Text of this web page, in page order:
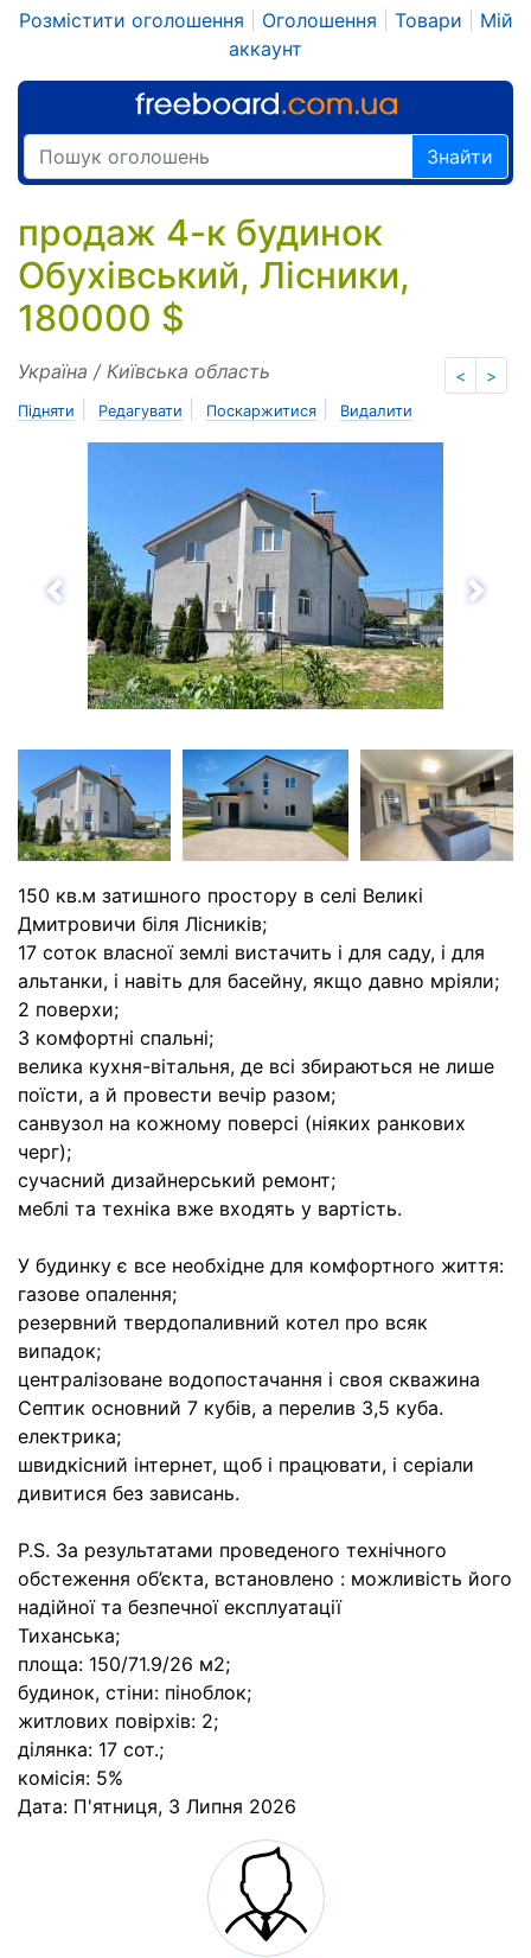
Розмістити оголошення Оголошення Товари
Мій
аккаунт
Знайти
продаж 4-к будинок
Обухівський, Лісники,
180000 $
< >
Україна / Київська область
Підняти Редагувати Поскаржитися Видалити
Назад
150 кв.м затишного простору в селі Великі
Дмитровичи біля Лісників;
17 соток власної землі вистачить і для саду, і для
альтанки, і навіть для басейну, якщо давно мріяли;
2 поверхи;
3 комфортні спальні;
велика кухня-вітальня, де всі збираються не лише
поїсти, а й провести вечір разом;
санвузол на кожному поверсі (ніяких ранкових
черг);
сучасний дизайнерський ремонт;
меблі та техніка вже входять у вартість.
У будинку є все необхідне для комфортного життя:
газове опалення;
резервний твердопаливний котел про всяк
випадок;
централізоване водопостачання і своя скважина
Септик основний 7 кубів, а перелив 3,5 куба.
електрика;
швидкісний інтернет, щоб і працювати, і серіали
дивитися без зависань.
P.S. За результатами проведеного технiчного
обстеження об’єкта, встановлено : можливість його
надійної та безпечної експлуатації
Тиханська;
площа: 150/71.9/26 м2;
будинок, стіни: піноблок;
житлових повірхів: 2;
ділянка: 17 сот.;
комісія: 5%
Дата: П'ятниця, 3 Липня 2026